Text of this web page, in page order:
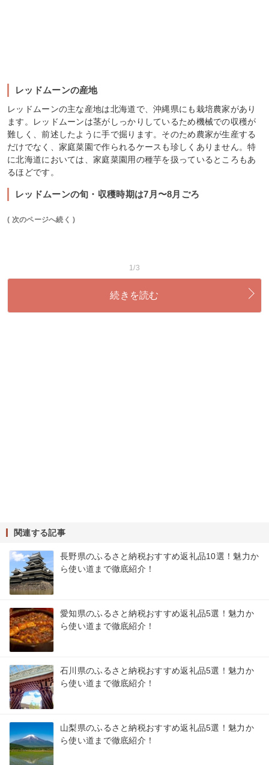
レッドムーンの産地
レッドムーンの主な産地は北海道で、沖縄県にも栽培農家があり
ます。レッドムーンは茎がしっかりしているため機械での収穫が
難しく、前述したように手で掘ります。そのため農家が生産する
だけでなく、家庭菜園で作られるケースも珍しくありません。特
に北海道においては、家庭菜園用の種芋を扱っているところもあ
るほどです。
レッドムーンの旬・収穫時期は7月〜8月ごろ
( 次のページへ続く )
1/3
続きを読む
関連する記事
長野県のふるさと納税おすすめ返礼品10選！魅力か
ら使い道まで徹底紹介！
愛知県のふるさと納税おすすめ返礼品5選！魅力か
ら使い道まで徹底紹介！
石川県のふるさと納税おすすめ返礼品5選！魅力か
ら使い道まで徹底紹介！
山梨県のふるさと納税おすすめ返礼品5選！魅力か
ら使い道まで徹底紹介！